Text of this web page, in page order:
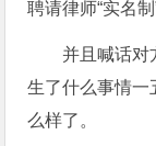
并且喊话对
生了什么事情一
么样了。